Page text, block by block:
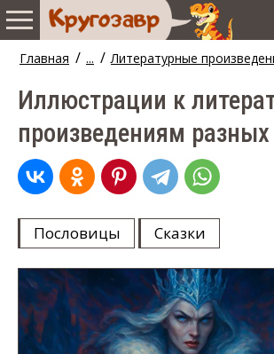
Главная / ... / Литературные
Иллюстрации к
произведениям
Пословицы Сказки